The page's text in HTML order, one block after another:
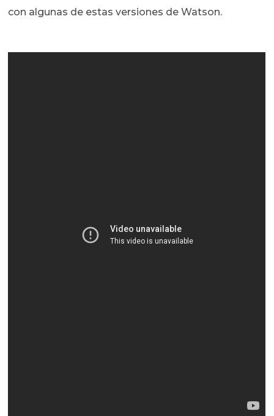
con algunas de estas versiones de Watson.